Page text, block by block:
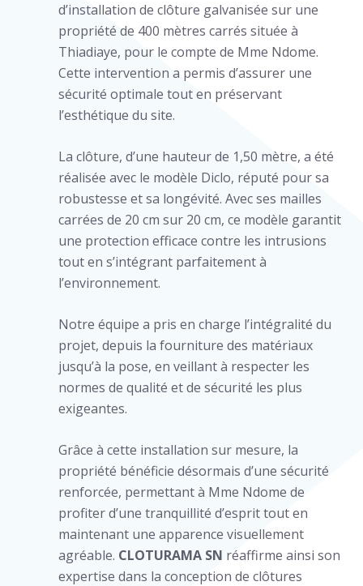
d’installation de clôture galvanisée sur une
propriété de 400 mètres carrés située à
Thiadiaye, pour le compte de Mme Ndome.
Cette intervention a permis d’assurer une
sécurité optimale tout en préservant
l’esthétique du site.
La clôture, d’une hauteur de 1,50 mètre, a été
réalisée avec le modèle Diclo, réputé pour sa
robustesse et sa longévité. Avec ses mailles
carrées de 20 cm sur 20 cm, ce modèle garantit
une protection efficace contre les intrusions
tout en s’intégrant parfaitement à
l’environnement.
Notre équipe a pris en charge l’intégralité du
projet, depuis la fourniture des matériaux
jusqu’à la pose, en veillant à respecter les
normes de qualité et de sécurité les plus
exigeantes.
Grâce à cette installation sur mesure, la
propriété bénéficie désormais d’une sécurité
renforcée, permettant à Mme Ndome de
profiter d’une tranquillité d’esprit tout en
maintenant une apparence visuellement
agréable. CLOTURAMA SN réaffirme ainsi son
expertise dans la conception de clôtures